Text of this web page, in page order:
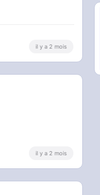
il y a 2 mois
il y a 2 mois